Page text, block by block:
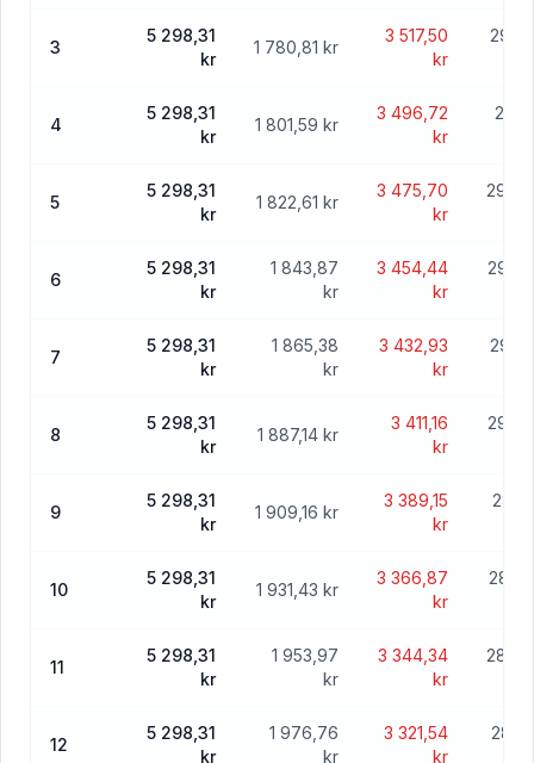
3
5 298,31
kr
1 780,81 kr
3 517,50
kr
299
4
5 298,31
kr
1 801,59 kr
3 496,72
kr
297
5
5 298,31
kr
1 822,61 kr
3 475,70
kr
296
6
5 298,31
kr
1 843,87
kr
3 454,44
kr
294
7
5 298,31
kr
1 865,38
kr
3 432,93
kr
292
8
5 298,31
kr
1 887,14 kr
3 411,16
kr
290
9
5 298,31
kr
1 909,16 kr
3 389,15
kr
288
10
5 298,31
kr
1 931,43 kr
3 366,87
kr
286
11
5 298,31
kr
1 953,97
kr
3 344,34
kr
284
12
5 298,31
kr
1 976,76
kr
3 321,54
kr
282